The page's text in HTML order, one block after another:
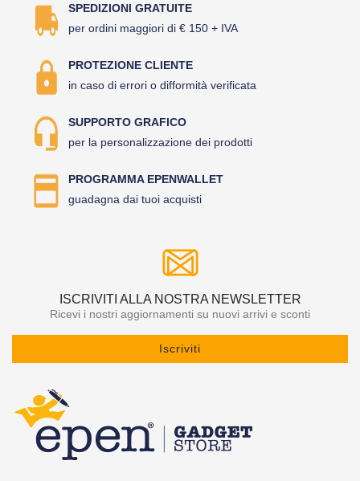
SPEDIZIONI GRATUITE
per ordini maggiori di € 150 + IVA
PROTEZIONE CLIENTE
in caso di errori o difformità verificata
SUPPORTO GRAFICO
per la personalizzazione dei prodotti
PROGRAMMA EPENWALLET
guadagna dai tuoi acquisti
ISCRIVITI ALLA NOSTRA NEWSLETTER
Ricevi i nostri aggiornamenti su nuovi arrivi e sconti
Iscriviti